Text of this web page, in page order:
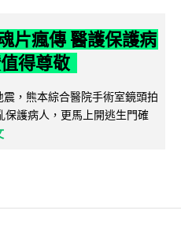
片瘋傳 醫護保護病
得尊敬
，熊本綜合醫院手術室鏡頭拍
護病人，更馬上開逃生門確